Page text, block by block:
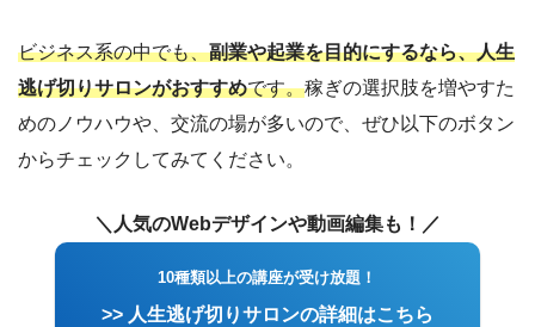
ビジネス系の中でも、副業や起業を目的にするなら、人生
逃げ切りサロンがおすすめです。稼ぎの選択肢を増やすた
めのノウハウや、交流の場が多いので、ぜひ以下のボタン
からチェックしてみてください。
＼人気のWebデザインや動画編集も！／
10種類以上の講座が受け放題！
>> 人生逃げ切りサロンの詳細はこちら